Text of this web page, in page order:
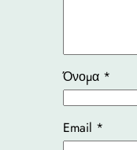
Όνομα *
Email *